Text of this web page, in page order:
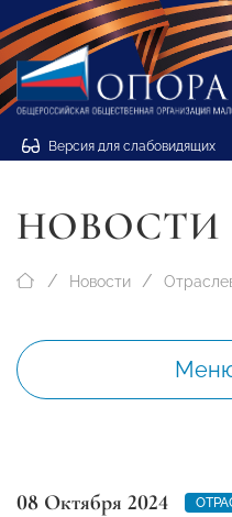
Версия для слабовидящих
НОВОСТИ
Новости
08 Октября 2024